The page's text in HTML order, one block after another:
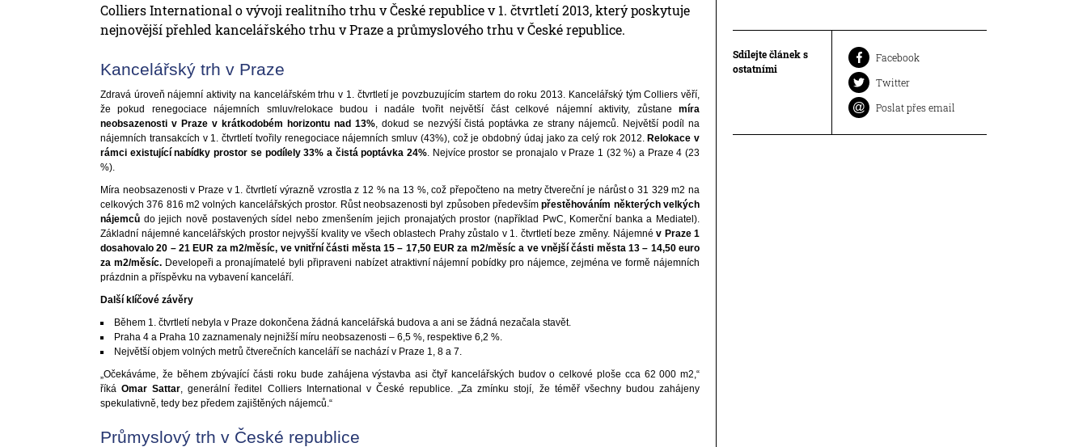
Colliers International o vývoji realitního trhu v České republice v 1. čtvrtletí 2013, který poskytuje
nejnovější přehled kancelářského trhu v Praze a průmyslového trhu v České republice.
Kancelářský trh v Praze
Zdravá úroveň nájemní aktivity na kancelářském trhu v 1. čtvrtletí je povzbuzujícím startem do roku 2013. Kancelářský tým Colliers věří,
že pokud renegociace nájemních smluv/relokace budou i nadále tvořit největší část celkové nájemní aktivity, zůstanemíra
neobsazenosti v Praze v krátkodobém horizontu nad 13%, dokud se nezvýší čistá poptávka ze strany nájemců. Největší podíl na
nájemních transakcích v 1. čtvrtletí tvořily renegociace nájemních smluv (43%), což je obdobný údaj jako za celý rok 2012.Relokace v
rámci existující nabídky prostor se podílely 33% a čistá poptávka 24% . Nejvíce prostor se pronajalo v Praze 1 (32 %) a Praze 4 (23
%).
Míra neobsazenosti v Praze v 1. čtvrtletí výrazně vzrostla z 12 % na 13 %, což přepočteno na metry čtvereční je nárůst o 31 329 m2 na
celkových 376 816 m2 volných kancelářských prostor. Růst neobsazenosti byl způsoben předevšímpřestěhováním některých velkých
nájemců do jejich nově postavených sídel nebo zmenšením jejich pronajatých prostor (například PwC, Komerční banka a Mediatel).
Základní nájemné kancelářských prostor nejvyšší kvality ve všech oblastech Prahy zůstalo v 1. čtvrtletí beze změny. Nájemnév Praze 1
dosahovalo 20 – 21 EUR za m2/měsíc, ve vnitřní části města 15 – 17,50 EUR za m2/měsíc a ve vnější části města 13 – 14,50 euro
za m2/měsíc.Developeři a pronajímatelé byli připraveni nabízet atraktivní nájemní pobídky pro nájemce, zejména ve formě nájemních
prázdnin a příspěvku na vybavení kanceláří.
Další klíčové závěry
Během 1. čtvrtletí nebyla v Praze dokončena žádná kancelářská budova a ani se žádná nezačala stavět.
Praha 4 a Praha 10 zaznamenaly nejnižší míru neobsazenosti – 6,5 %, respektive 6,2 %.
Největší objem volných metrů čtverečních kanceláří se nachází v Praze 1, 8 a 7.
„Očekáváme, že během zbývající části roku bude zahájena výstavba asi čtyř kancelářských budov o celkové ploše cca 62 000 m2,“
říkáOmar Sattar , generální ředitel Colliers International v České republice. „Za zmínku stojí, že téměř všechny budou zahájeny
spekulativně, tedy bez předem zajištěných nájemců.“
Průmyslový trh v České republice
Sdílejte článek s
ostatními
Facebook
Twitter
Poslat přes email